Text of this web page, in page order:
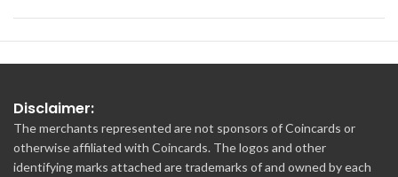
Disclaimer:
The merchants represented are not sponsors of Coincards or
otherwise affiliated with Coincards. The logos and other
identifying marks attached are trademarks of and owned by each